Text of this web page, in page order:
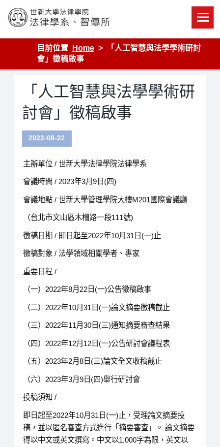
content
世新大學法律學院-法律學系-智慧財產暨科技法律研究所
目前位置
Home
「人工智慧與法學學術研討
會」徵稿啟事
「人工智慧與法學學術研
討會」徵稿啟事
2022-08-22
主辦單位 / 世新大學法律學院法律學系
會議時間 / 2023年3月9日(四)
會議地點 / 世新大學管理學院大樓M201國際會議廳
（台北市文山區木柵路一段111號)
徵稿日期 / 即日起至2022年10月31日(一)止
徵稿對象 / 法學領域相關學者、專家
重要日程 /
（一）2022年8月22日(一)公告徵稿啟事
（二）2022年10月31日(一)論文摘要徵稿截止
（三）2022年11月30日(三)通知摘要審查結果
（四）2022年12月12日(一)公告研討會議程表
（五）2023年2月8日(三)論文全文收稿截止
（六）2023年3月9日(四)舉行研討會
投稿須知 /
即日起至2022年10月31日(一)止，受理論文摘要投
稿，並以匿名審查方式進行「摘要審查」。 論文摘要
得以中文或英文撰寫。中文以1,000字為限，英文以